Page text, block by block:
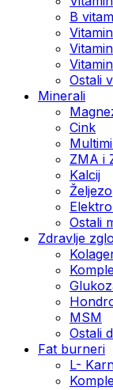
B
Ostali
Minerali
Cink
ZMA i
Kalcij
Željezo
Ostali
Zdravlje
MSM
Ostali
Fat burneri
L-